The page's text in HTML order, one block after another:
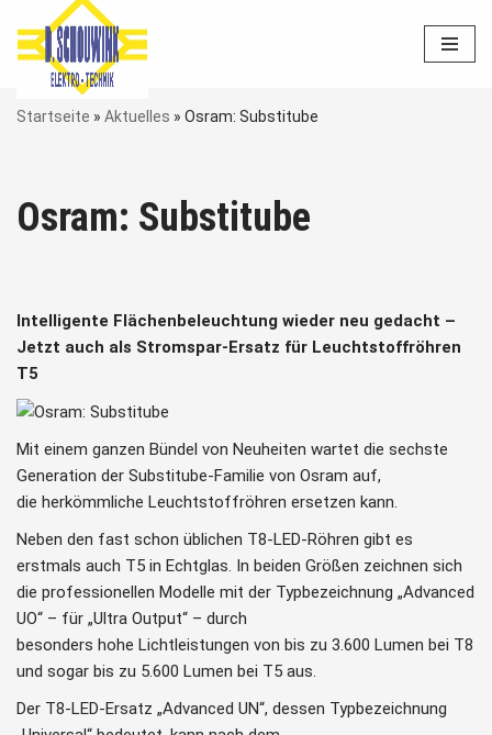
Zum
Inhalt
springen
Startseite » Aktuelles » Osram: Substitube
Osram: Substitube
Intelligente Flächenbeleuchtung wieder neu gedacht –
Jetzt auch als Stromspar-Ersatz für Leuchtstoffröhren
T5
Mit einem ganzen Bündel von Neuheiten wartet die sechste
Generation der Substitube-Familie von Osram auf,
die herkömmliche Leuchtstoffröhren ersetzen kann.
Neben den fast schon üblichen T8-LED-Röhren gibt es
erstmals auch T5 in Echtglas. In beiden Größen zeichnen sich
die professionellen Modelle mit der Typbezeichnung „Advanced
UO“ – für „Ultra Output“ – durch
besonders hohe Lichtleistungen von bis zu 3.600 Lumen bei T8
und sogar bis zu 5.600 Lumen bei T5 aus.
Der T8-LED-Ersatz „Advanced UN“, dessen Typbezeichnung